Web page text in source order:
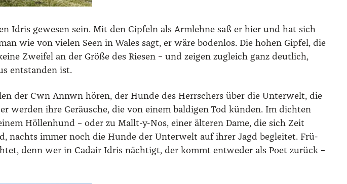
Idris gewe­sen sein. Mit den Gip­feln als Arm­leh­ne saß er hier und hat sich
wie von vie­len Seen in Wales sagt, er wäre boden­los. Die hohen Gip­fel, die
Zwei­fel an der Grö­ße des Rie­sen – und zei­gen zugleich ganz deut­lich,
ent­stan­den ist.
der Cwn Annwn hören, der Hun­de des Herr­schers über die Unter­welt, die
wer­den ihre Geräu­sche, die von einem bal­di­gen Tod kün­den. Im dich­ten
Höl­len­hund – oder zu Mallt-y-Nos, einer älte­ren Dame, die sich Zeit
nachts immer noch die Hun­de der Unter­welt auf ihrer Jagd beglei­tet. Frü­
denn wer in Cad­air Idris näch­tigt, der kommt ent­we­der als Poet zurück –